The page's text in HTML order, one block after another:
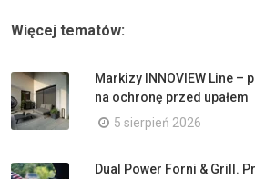
Więcej tematów:
Markizy INNOVIEW Line –
na ochronę przed upałem
5 sierpień 2026
Dual Power Forni & Grill.